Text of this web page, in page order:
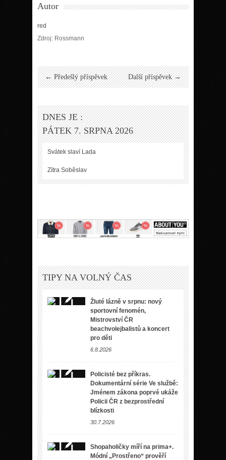
Autor
red
Zdroj: Rossmann
← Předešlý příspěvek Další příspěvek →
DNES JE :
PÁTEK 7. SRPNA 2026
Svátek slaví Lada
Zítra Soběslav
TIPY NA VOLNÝ ČAS
Žluté lázně v srpnu: nový
sportovní fenomén,
Mistrovství ČR
beachvolejbalistů a koncert
pro děti
6.8.2026
Policisté bez příkras.
Dokumentární série Ve službě:
Jménem zákona poprvé ukáže
Policii ČR z bezprostřední
blízkosti
30.7.2026
Shopaholičky míří na prima+.
Módní „Prostřeno“ prověří